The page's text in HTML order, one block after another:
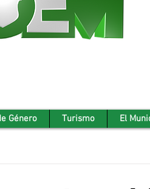
Género Turismo El